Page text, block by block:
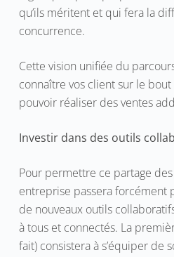
qu’ils méritent et qui fera la
concurrence.
Cette vision unifiée du
connaître vos client sur le
pouvoir réaliser des ventes
Investir dans des outils
Pour permettre ce partage
entreprise passera forcément
de nouveaux outils
à tous et connectés. La
fait) consistera à s’équiper de